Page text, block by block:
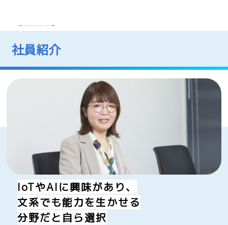
採用サイト
社員紹介
IoTやAIに興味があり、
文系でも能力を生かせる
分野だと自ら選択